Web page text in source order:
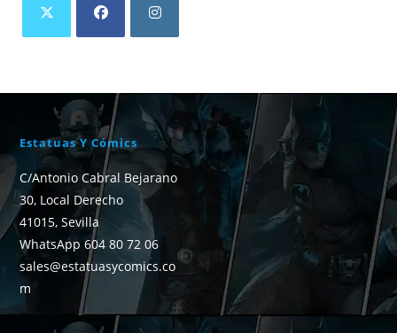
Estatuas Y Cómics
C/Antonio Cabral Bejarano
30, Local Derecho
41015, Sevilla
WhatsApp 604 80 72 06
sales@estatuasycomics.co
m